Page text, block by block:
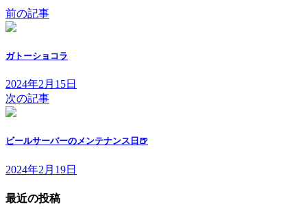
前の記事
ガトーショコラ
2024年2月15日
次の記事
ビールサーバーのメンテナンス日🍺
2024年2月19日
最近の投稿